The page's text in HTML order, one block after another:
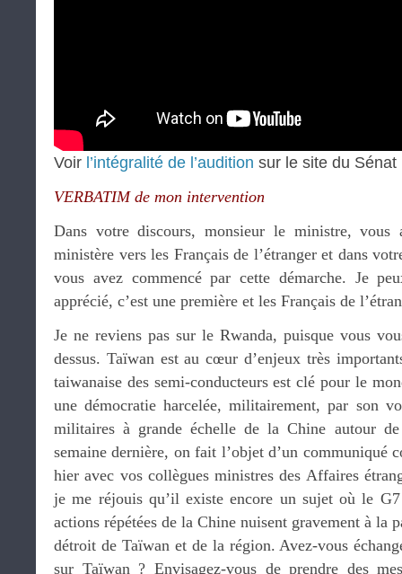
Voir l’intégralité de l’audition sur le site du Sénat
VERBATIM de mon intervention
Dans votre discours, monsieur le ministre, vous
ministère vers les Français de l’étranger et dans
vous avez commencé par cette démarche. Je
apprécié, c’est une première et les Français de
Je ne reviens pas sur le Rwanda, puisque vous
dessus. Taïwan est au cœur d’enjeux très
taiwanaise des semi-conducteurs est clé pour le
une démocratie harcelée, militairement, par son
militaires à grande échelle de la Chine autour
semaine dernière, on fait l’objet d’un communiqué
hier avec vos collègues ministres des Affaires
je me réjouis qu’il existe encore un sujet où le
actions répétées de la Chine nuisent gravement à la
détroit de Taïwan et de la région. Avez-vous
sur Taïwan ? Envisagez-vous de prendre des